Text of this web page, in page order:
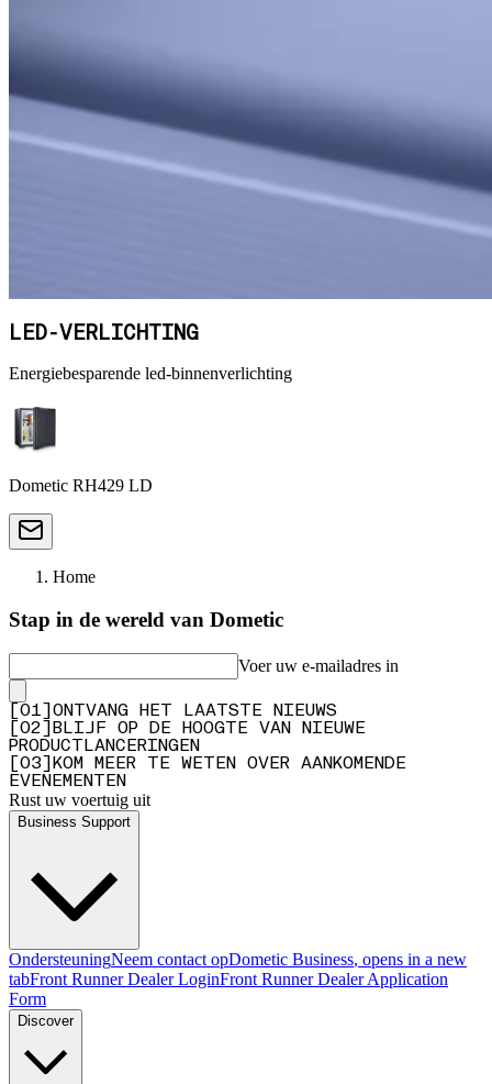
LED-VERLICHTING
Energiebesparende led-binnenverlichting
Dometic RH429 LD
Home
Stap in de wereld van Dometic
Voer uw e-mailadres in
01
ONTVANG HET LAATSTE NIEUWS
02
BLIJF OP DE HOOGTE VAN NIEUWE
PRODUCTLANCERINGEN
03
KOM MEER TE WETEN OVER AANKOMENDE
EVENEMENTEN
Rust uw voertuig uit
Business Support
OndersteuningNeem contact opDometic Business, opens in a new
tabFront Runner Dealer LoginFront Runner Dealer Application
Form
Discover